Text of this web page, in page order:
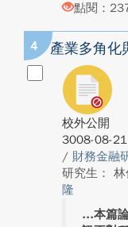
點閱：
4 產業多角化
校外公開
3008-08-21
/ 財務金融
研究生：
隆
本篇